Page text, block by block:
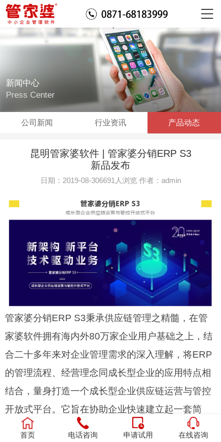
新闻中心
Press Center
公司新闻 行业资讯 产品动态
昆明管家婆软件 | 管家婆分销ERP S3
新品发布
日期：2019-08-306691人浏览 作者：admin
管家婆分销ERP S3秉承供应链管理之精髓，在管
家婆软件拥有海内外80万家企业用户基础之上，结
合二十多年来对企业管理需求的深入理解，将ERP
的管理流程、经营理念同成长型企业的应用特点相
结合，量身打造一个成长型企业供应链运营与管控
开放式平台。它旨在协助企业快速建立起一套简
捷、高效的信息化管理系统；实现企业集信息流、
首页 电话咨询 申请试用 在线咨询